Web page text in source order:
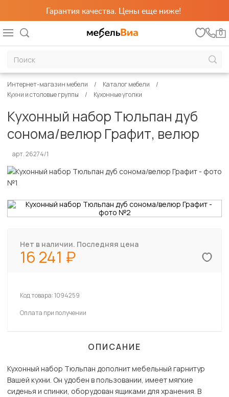
Гарантия качества. Цены еще ниже!
0
Интернет-магазин мебели
Каталог мебели
Кухни и столовые группы
Кухонные уголки
Кухонный набор Тюльпан дуб
сонома/велюр Графит, велюр
арт. 26274/1
Нет в наличии. Последняя цена
16 241
Код товара:1094259
Оплата при получении
ОПИСАНИЕ
Кухонный набор Тюльпан дополнит мебельный гарнитур
Вашей кухни. Он удобен в пользовании, имеет мягкие
сиденья и спинки, оборудован ящиками для хранения. В